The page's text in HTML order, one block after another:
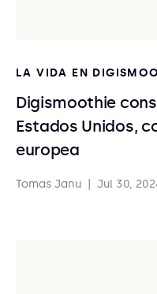
LA VIDA EN
Digismoothie
Estados Unidos,
europea
Tomas Janu Jul 30,